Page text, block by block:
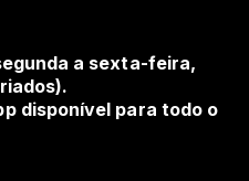
a sexta-feira,
disponível para todo o